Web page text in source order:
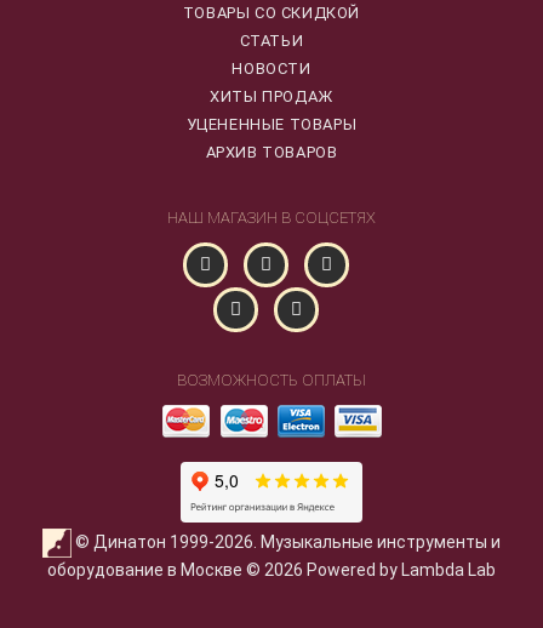
ТОВАРЫ СО СКИДКОЙ
СТАТЬИ
НОВОСТИ
ХИТЫ ПРОДАЖ
УЦЕНЕННЫЕ ТОВАРЫ
АРХИВ ТОВАРОВ
НАШ МАГАЗИН В СОЦСЕТЯХ
ВОЗМОЖНОСТЬ ОПЛАТЫ
© Динатон 1999-2026. Музыкальные инструменты и
оборудование в Москве © 2026 Powered by Lambda Lab